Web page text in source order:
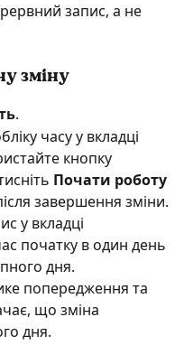
запис, а не
зміну
.
часу у вкладці
кнопку
Почати роботу
завершення зміни.
у вкладці
початку в один день
дня.
попередження та
що зміна
дня.